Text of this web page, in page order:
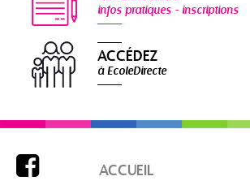
infos pratiques - inscriptions
ACCÉDEZ
à EcoleDirecte
 ACCUEIL